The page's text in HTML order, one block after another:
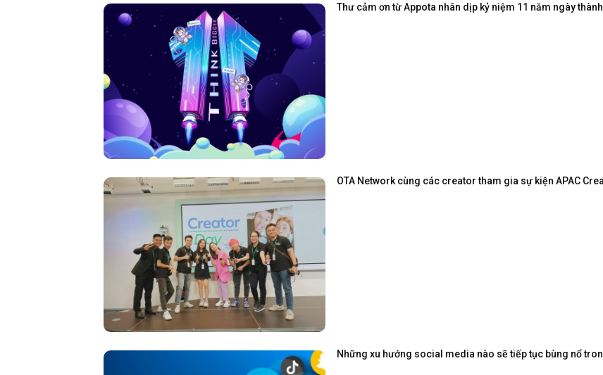
Thư cảm ơn từ Appota nhân dịp kỷ niệm 11 năm ngày
OTA Network cùng các creator tham gia sự kiện APAC
Những xu hướng social media nào sẽ tiếp tục bùng nổ